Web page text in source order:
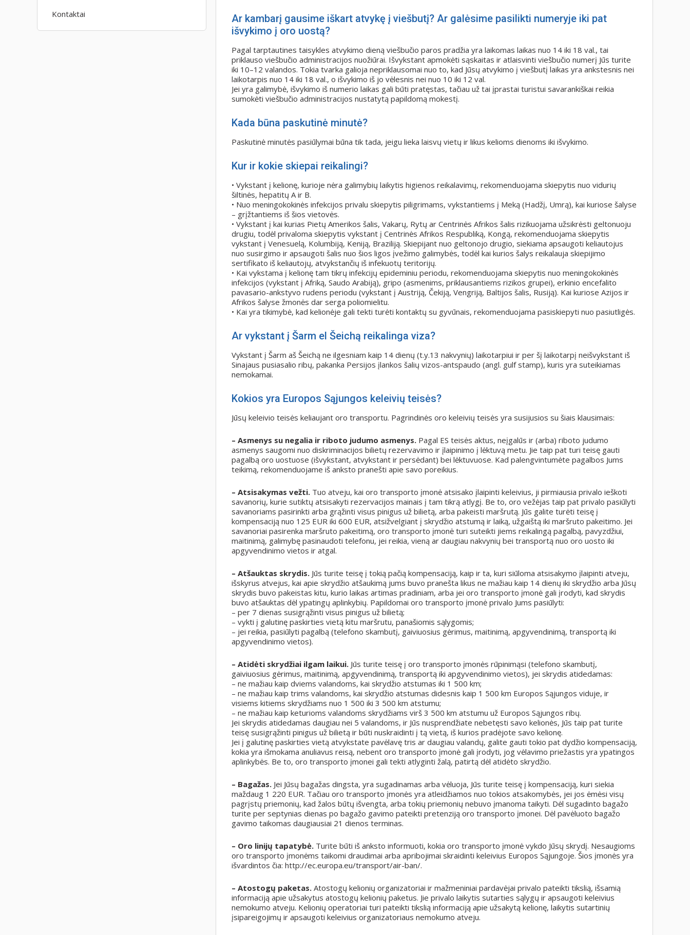
Ar kambarį gausime iškart atvykę į viešbutį? Ar galėsime pasilikti numeryje iki pat
išvykimo į oro uostą?
Pagal tarptautines taisykles atvykimo dieną viešbučio paros pradžia yra laikomas laikas nuo 14 iki 18 val., tai
priklauso viešbučio administracijos nuožiūrai. Išvykstant apmokėti sąskaitas ir atlaisvinti viešbučio numerį Jūs turite
iki 10–12 valandos. Tokia tvarka galioja nepriklausomai nuo to, kad Jūsų atvykimo į viešbutį laikas yra ankstesnis nei
laikotarpis nuo 14 iki 18 val., o išvykimo iš jo vėlesnis nei nuo 10 iki 12 val.
Jei yra galimybė, išvykimo iš numerio laikas gali būti pratęstas, tačiau už tai įprastai turistui savarankiškai reikia
sumokėti viešbučio administracijos nustatytą papildomą mokestį.
Kada būna paskutinė minutė?
Paskutinė minutės pasiūlymai būna tik tada, jeigu lieka laisvų vietų ir likus kelioms dienoms iki išvykimo.
Kur ir kokie skiepai reikalingi?
• Vykstant į kelionę, kurioje nėra galimybių laikytis higienos reikalavimų, rekomenduojama skiepytis nuo vidurių
šiltinės, hepatitų A ir B.
• Nuo meningokokinės infekcijos privalu skiepytis piligrimams, vykstantiems į Meką (Hadžį, Umrą), kai kuriose šalyse
– grįžtantiems iš šios vietovės.
• Vykstant į kai kurias Pietų Amerikos šalis, Vakarų, Rytų ar Centrinės Afrikos šalis rizikuojama užsikrėsti geltonuoju
drugiu, todėl privaloma skiepytis vykstant į Centrinės Afrikos Respubliką, Kongą, rekomenduojama skiepytis
vykstant į Venesuelą, Kolumbiją, Keniją, Braziliją. Skiepijant nuo geltonojo drugio, siekiama apsaugoti keliautojus
nuo susirgimo ir apsaugoti šalis nuo šios ligos įvežimo galimybės, todėl kai kurios šalys reikalauja skiepijimo
sertifikato iš keliautojų, atvykstančių iš infekuotų teritorijų.
• Kai vykstama į kelionę tam tikrų infekcijų epideminiu periodu, rekomenduojama skiepytis nuo meningokokinės
infekcijos (vykstant į Afriką, Saudo Arabiją), gripo (asmenims, priklausantiems rizikos grupei), erkinio encefalito
pavasario-ankstyvo rudens periodu (vykstant į Austriją, Čekiją, Vengriją, Baltijos šalis, Rusiją). Kai kuriose Azijos ir
Afrikos šalyse žmonės dar serga poliomielitu.
• Kai yra tikimybė, kad kelionėje gali tekti turėti kontaktų su gyvūnais, rekomenduojama pasiskiepyti nuo pasiutligės.
Ar vykstant į Šarm el Šeichą reikalinga viza?
Vykstant į Šarm aš Šeichą ne ilgesniam kaip 14 dienų (t.y.13 nakvynių) laikotarpiui ir per šį laikotarpį neišvykstant iš
Sinajaus pusiasalio ribų, pakanka Persijos įlankos šalių vizos-antspaudo (angl. gulf stamp), kuris yra suteikiamas
nemokamai.
Kokios yra Europos Sąjungos keleivių teisės?
Jūsų keleivio teisės keliaujant oro transportu. Pagrindinės oro keleivių teisės yra susijusios su šiais klausimais:
– Asmenys su negalia ir riboto judumo asmenys. Pagal ES teisės aktus, neįgalūs ir (arba) riboto judumo
asmenys saugomi nuo diskriminacijos bilietų rezervavimo ir įlaipinimo į lėktuvą metu. Jie taip pat turi teisę gauti
pagalbą oro uostuose (išvykstant, atvykstant ir persėdant) bei lėktuvuose. Kad palengvintumėte pagalbos Jums
teikimą, rekomenduojame iš anksto pranešti apie savo poreikius.
– Atsisakymas vežti. Tuo atveju, kai oro transporto įmonė atsisako įlaipinti keleivius, ji pirmiausia privalo ieškoti
savanorių, kurie sutiktų atsisakyti rezervacijos mainais į tam tikrą atlygį. Be to, oro vežėjas taip pat privalo pasiūlyti
savanoriams pasirinkti arba grąžinti visus pinigus už bilietą, arba pakeisti maršrutą. Jūs galite turėti teisę į
kompensaciją nuo 125 EUR iki 600 EUR, atsižvelgiant į skrydžio atstumą ir laiką, užgaištą iki maršruto pakeitimo. Jei
savanoriai pasirenka maršruto pakeitimą, oro transporto įmonė turi suteikti jiems reikalingą pagalbą, pavyzdžiui,
maitinimą, galimybę pasinaudoti telefonu, jei reikia, vieną ar daugiau nakvynių bei transportą nuo oro uosto iki
apgyvendinimo vietos ir atgal.
– Atšauktas skrydis. Jūs turite teisę į tokią pačią kompensaciją, kaip ir ta, kuri siūloma atsisakymo įlaipinti atveju,
išskyrus atvejus, kai apie skrydžio atšaukimą jums buvo pranešta likus ne mažiau kaip 14 dienų iki skrydžio arba Jūsų
skrydis buvo pakeistas kitu, kurio laikas artimas pradiniam, arba jei oro transporto įmonė gali įrodyti, kad skrydis
buvo atšauktas dėl ypatingų aplinkybių. Papildomai oro transporto įmonė privalo Jums pasiūlyti:
– per 7 dienas susigrąžinti visus pinigus už bilietą;
– vykti į galutinę paskirties vietą kitu maršrutu, panašiomis sąlygomis;
– jei reikia, pasiūlyti pagalbą (telefono skambutį, gaiviuosius gėrimus, maitinimą, apgyvendinimą, transportą iki
apgyvendinimo vietos).
– Atidėti skrydžiai ilgam laikui. Jūs turite teisę į oro transporto įmonės rūpinimąsi (telefono skambutį,
gaiviuosius gėrimus, maitinimą, apgyvendinimą, transportą iki apgyvendinimo vietos), jei skrydis atidedamas:
– ne mažiau kaip dviems valandoms, kai skrydžio atstumas iki 1 500 km;
– ne mažiau kaip trims valandoms, kai skrydžio atstumas didesnis kaip 1 500 km Europos Sąjungos viduje, ir
visiems kitiems skrydžiams nuo 1 500 iki 3 500 km atstumu;
– ne mažiau kaip keturioms valandoms skrydžiams virš 3 500 km atstumu už Europos Sąjungos ribų.
Jei skrydis atidedamas daugiau nei 5 valandoms, ir Jūs nusprendžiate nebetęsti savo kelionės, Jūs taip pat turite
teisę susigrąžinti pinigus už bilietą ir būti nuskraidinti į tą vietą, iš kurios pradėjote savo kelionę.
Jei į galutinę paskirties vietą atvykstate pavėlavę tris ar daugiau valandų, galite gauti tokio pat dydžio kompensaciją,
kokia yra išmokama anuliavus reisą, nebent oro transporto įmonė gali įrodyti, jog vėlavimo priežastis yra ypatingos
aplinkybės. Be to, oro transporto įmonei gali tekti atlyginti žalą, patirtą dėl atidėto skrydžio.
– Bagažas. Jei Jūsų bagažas dingsta, yra sugadinamas arba vėluoja, Jūs turite teisę į kompensaciją, kuri siekia
maždaug 1 220 EUR. Tačiau oro transporto įmonės yra atleidžiamos nuo tokios atsakomybės, jei jos ėmėsi visų
pagrįstų priemonių, kad žalos būtų išvengta, arba tokių priemonių nebuvo įmanoma taikyti. Dėl sugadinto bagažo
turite per septynias dienas po bagažo gavimo pateikti pretenziją oro transporto įmonei. Dėl pavėluoto bagažo
gavimo taikomas daugiausiai 21 dienos terminas.
– Oro linijų tapatybė. Turite būti iš anksto informuoti, kokia oro transporto įmonė vykdo Jūsų skrydį. Nesaugioms
oro transporto įmonėms taikomi draudimai arba apribojimai skraidinti keleivius Europos Sąjungoje. Šios įmonės yra
išvardintos čia: http://ec.europa.eu/transport/air-ban/.
– Atostogų paketas. Atostogų kelionių organizatoriai ir mažmeniniai pardavėjai privalo pateikti tikslią, išsamią
informaciją apie užsakytus atostogų kelionių paketus. Jie privalo laikytis sutarties sąlygų ir apsaugoti keleivius
nemokumo atveju. Kelionių operatoriai turi pateikti tikslią informaciją apie užsakytą kelionę, laikytis sutartinių
įsipareigojimų ir apsaugoti keleivius organizatoriaus nemokumo atveju.
Kontaktai